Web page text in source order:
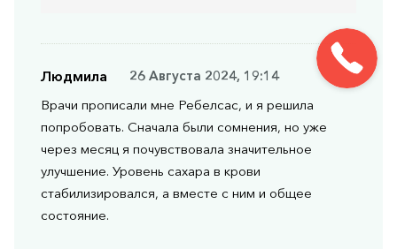
Людмила
26 Августа 2024, 19:14
Врачи прописали мне Ребелсас, и я решила
попробовать. Сначала были сомнения, но уже
через месяц я почувствовала значительное
улучшение. Уровень сахара в крови
стабилизировался, а вместе с ним и общее
состояние.